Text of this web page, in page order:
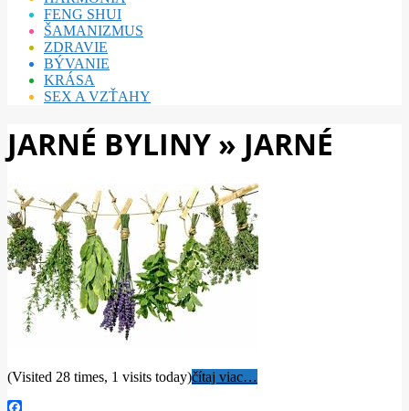
FENG SHUI
ŠAMANIZMUS
ZDRAVIE
BÝVANIE
KRÁSA
SEX A VZŤAHY
JARNÉ BYLINY » JARNÉ
(Visited 28 times, 1 visits today)čítaj viac…